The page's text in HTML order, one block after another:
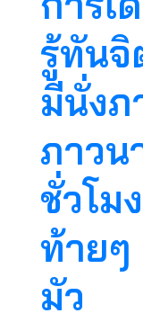
รู้ทันจิ
มีนั่งภ
ภาวน
ชั่วโม
ท้ายๆ
มัว